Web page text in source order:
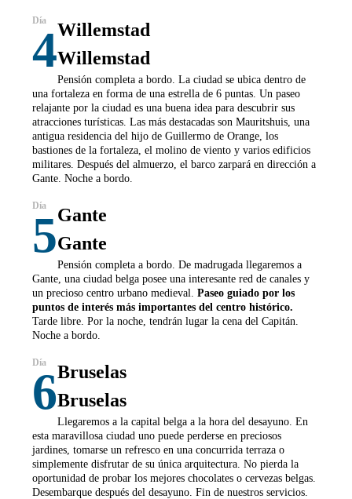
4Willemstad
Willemstad
Pensión completa a bordo. La ciudad se ubica dentro de
una fortaleza en forma de una estrella de 6 puntas. Un paseo
relajante por la ciudad es una buena idea para descubrir sus
atracciones turísticas. Las más destacadas son Mauritshuis, una
antigua residencia del hijo de Guillermo de Orange, los
bastiones de la fortaleza, el molino de viento y varios edificios
militares. Después del almuerzo, el barco zarpará en dirección a
Gante. Noche a bordo.
5Gante
Gante
Pensión completa a bordo. De madrugada llegaremos a
Gante, una ciudad belga posee una interesante red de canales y
un precioso centro urbano medieval. Paseo guiado por los
puntos de interés más importantes del centro histórico.
Tarde libre. Por la noche, tendrán lugar la cena del Capitán.
Noche a bordo.
6Bruselas
Bruselas
Llegaremos a la capital belga a la hora del desayuno. En
esta maravillosa ciudad uno puede perderse en preciosos
jardines, tomarse un refresco en una concurrida terraza o
simplemente disfrutar de su única arquitectura. No pierda la
oportunidad de probar los mejores chocolates o cervezas belgas.
Desembarque después del desayuno. Fin de nuestros servicios.